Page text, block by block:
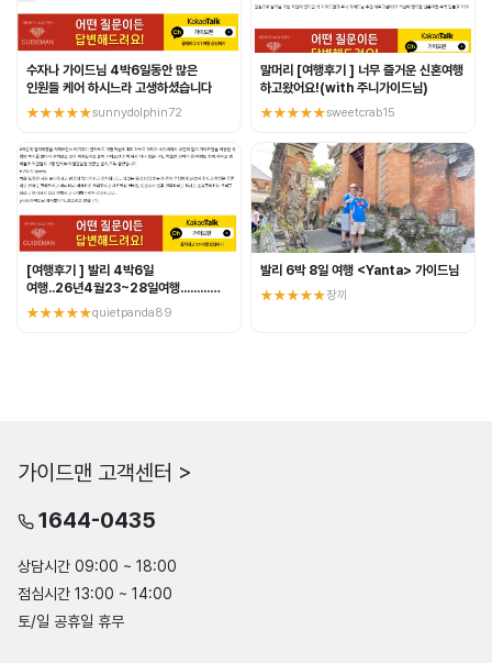
수자나 가이드님 4박6일동안 많은
인원들 케어 하시느라 고생하셨습니다
★★★★★sunnydolphin72
말머리 [여행후기 ] 너무 즐거운 신혼여행
하고왔어요!(with 주니가이드님)
★★★★★sweetcrab15
[여행후기 ] 발리 4박6일
여행..26년4월23~28일여행.........
가이드:yanta.
★★★★★quietpanda89
발리 6박 8일 여행 <Yanta> 가이드님
★★★★★장끼
가이드맨 고객센터 >
1644-0435
상담시간 09:00 ~ 18:00
점심시간 13:00 ~ 14:00
토/일 공휴일 휴무